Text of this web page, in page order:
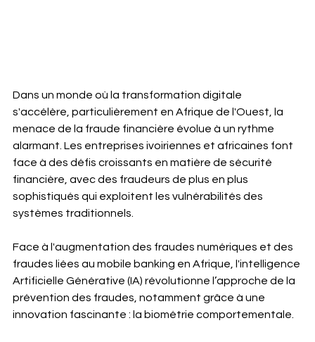
Dans un monde où la transformation digitale
s'accélère, particulièrement en Afrique de l'Ouest, la
menace de la fraude financière évolue à un rythme
alarmant. Les entreprises ivoiriennes et africaines font
face à des défis croissants en matière de sécurité
financière, avec des fraudeurs de plus en plus
sophistiqués qui exploitent les vulnérabilités des
systèmes traditionnels.
Face à l'augmentation des fraudes numériques et des
fraudes liées au mobile banking en Afrique, l'intelligence
Artificielle Générative (IA) révolutionne l’approche de la
prévention des fraudes, notamment grâce à une
innovation fascinante : la biométrie comportementale.